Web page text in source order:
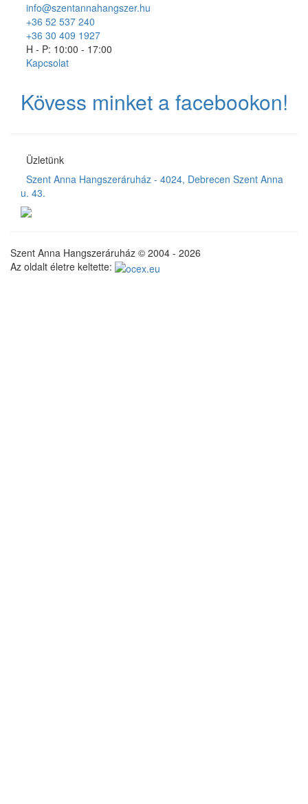
info@szentannahangszer.hu
+36 52 537 240
+36 30 409 1927
H - P: 10:00 - 17:00
Kapcsolat
Kövess minket a facebookon!
Üzletünk
Szent Anna Hangszeráruház - 4024, Debrecen Szent Anna
u. 43.
Szent Anna Hangszeráruház © 2004 - 2026
Az oldalt életre keltette: